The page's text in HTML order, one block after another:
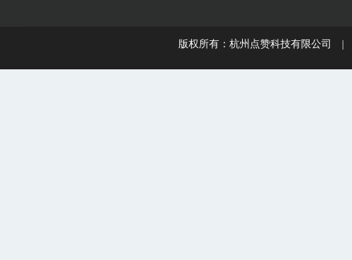
版权所有：杭州点赞科技有限公司